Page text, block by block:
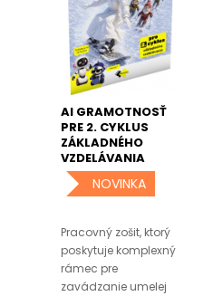
AI GRAMOTNOSŤ
PRE 2. CYKLUS
ZÁKLADNÉHO
VZDELÁVANIA
NOVINKA
Pracovný zošit, ktorý
poskytuje komplexný
rámec pre
zavádzanie umelej